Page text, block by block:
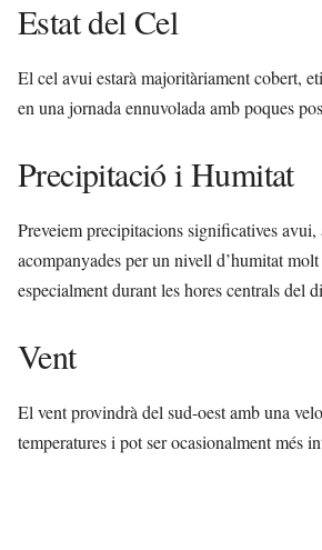
Estat del Cel
El cel avui estarà majoritàriament cobert,
en una jornada ennuvolada amb poques
Precipitació i Humitat
Preveiem precipitacions significatives
acompanyades per un nivell d’humitat
especialment durant les hores centrals del
Vent
El vent provindrà del sud-oest amb una
temperatures i pot ser ocasionalment més